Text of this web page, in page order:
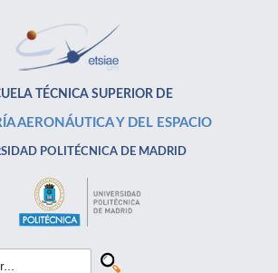
TÉCNICA SUPERIOR DE
AERONÁUTICA Y DEL ESPACIO
POLITÉCNICA DE MADRID